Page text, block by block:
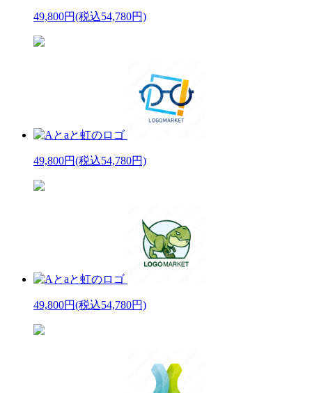
49,800円(税込54,780円)
49,800円(税込54,780円)
49,800円(税込54,780円)